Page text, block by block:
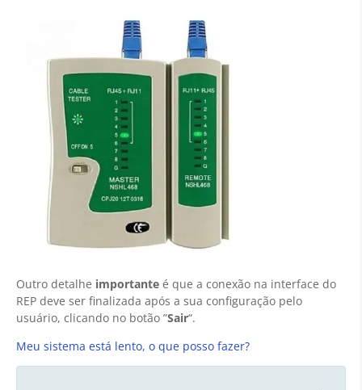
Outro detalhe importante é que a conexão na interface do
REP deve ser finalizada após a sua configuração pelo
usuário, clicando no botão ”Sair“.
Meu sistema está lento, o que posso fazer?